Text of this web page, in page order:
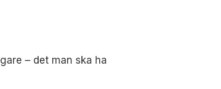
– det man ska ha